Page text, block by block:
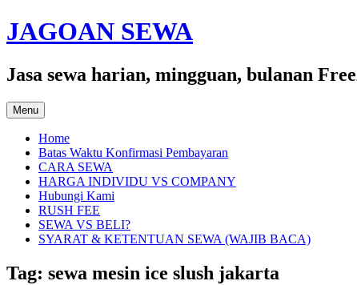
Skip
to
JAGOAN SEWA
Jasa sewa harian, mingguan, bulanan
Menu
Home
Batas Waktu Konfirmasi Pembayaran
CARA SEWA
HARGA INDIVIDU VS COMPANY
Hubungi Kami
RUSH FEE
SEWA VS BELI?
SYARAT & KETENTUAN SEWA (WAJIB BACA)
Tag: sewa mesin ice slush jakarta